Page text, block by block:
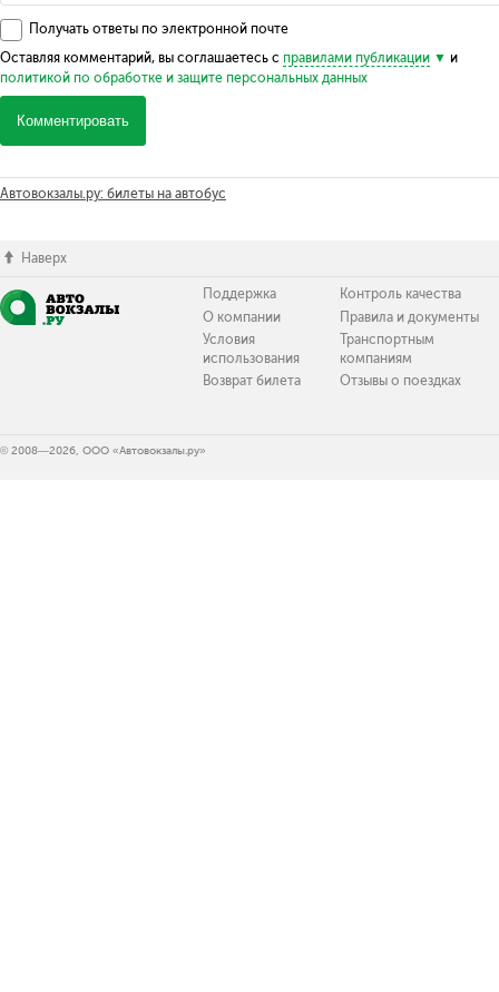
Получать ответы по электронной почте
Оставляя комментарий, вы соглашаетесь с правилами публикации
и
политикой по обработке и защите персональных данных
Комментировать
Автовокзалы.ру: билеты на автобус
Наверх
Поддержка
О компании
Условия
использования
Возврат билета
Контроль качества
Правила и документы
Транспортным
компаниям
Отзывы о поездках
© 2008—2026, ООО «Автовокзалы.ру»